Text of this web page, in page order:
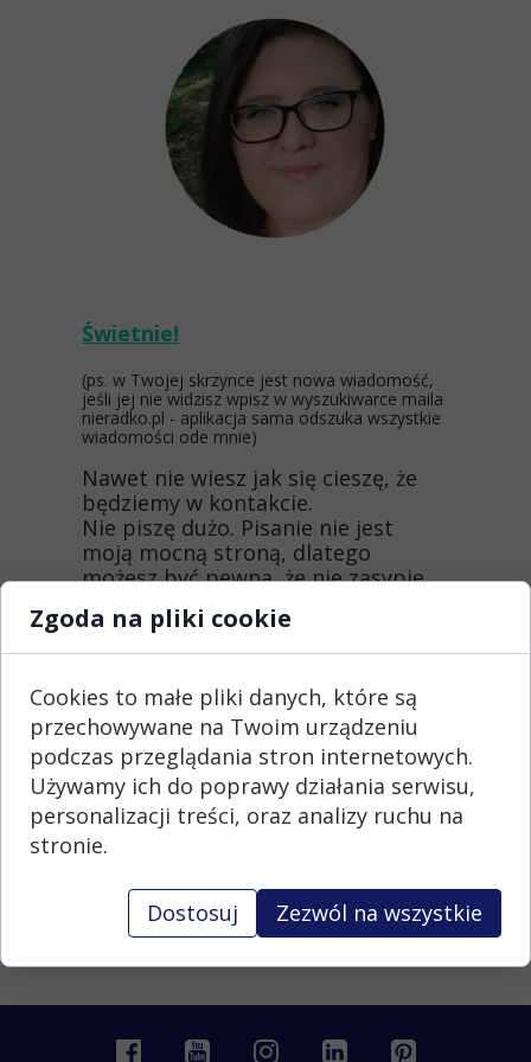
Świetnie!
(ps. w Twojej skrzynce jest nowa wiadomość,
jeśli jej nie widzisz wpisz w wyszukiwarce maila
nieradko.pl - aplikacja sama odszuka wszystkie
wiadomości ode mnie)
Nawet nie wiesz jak się cieszę, że
będziemy w kontakcie.
Nie piszę dużo. Pisanie nie jest
moją mocną stroną, dlatego
możesz być pewna, że nie zasypie
Twojej skrzynki mailowej spamem.
Jeśli masz chęć i przestrzeń, to
na elzbieta@nieradko.pl.
Z przyjemnością Cię poznam i
dowiem się kim jesteś, co
spowodowało, że zainteresowałaś
się tym, co robię?
Albo wprost - jak mogę Ci pomóc.
Zgoda na pliki cookie
Cookies to małe pliki danych, które są
przechowywane na Twoim urządzeniu
podczas przeglądania stron internetowych.
Używamy ich do poprawy działania serwisu,
personalizacji treści, oraz analizy ruchu na
stronie.
Dostosuj Zezwól na wszystkie